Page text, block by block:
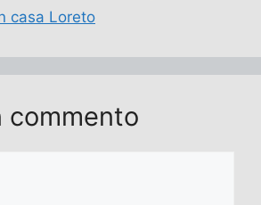
casa Loreto
commento